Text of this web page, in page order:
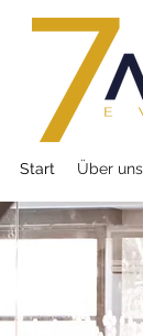
Start Über uns